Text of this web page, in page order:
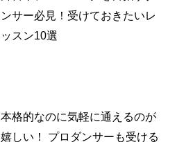
ンサー必見！受けておきたいレ
ッスン10選
本格的なのに気軽に通えるのが
嬉しい！ プロダンサーも受ける